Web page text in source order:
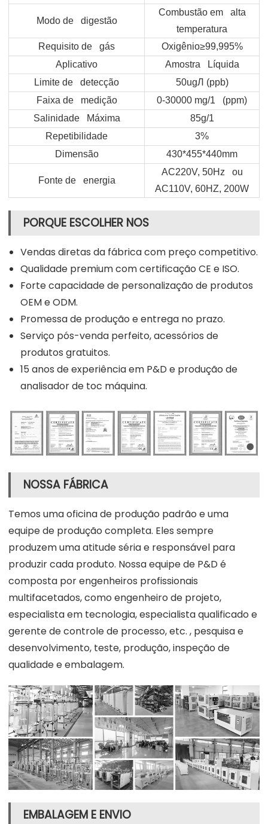
Modo de digestão
Combustão em alta
temperatura
Requisito de gás
Oxigênio≥99,995%
Aplicativo
Amostra Líquida
Limite de detecção
50ugЛ (ppb)
Faixa de medição
0-30000 mg/1 (ppm)
Salinidade Máxima
85g/1
Repetibilidade
3%
Dimensão
430*455*440mm
Fonte de energia
AC220V, 50Hz ou
AC110V, 60HZ, 200W
PORQUE ESCOLHER NOS
Vendas diretas da fábrica com preço competitivo.
Qualidade premium com certificação CE e ISO.
Forte capacidade de personalização de produtos
OEM e ODM.
Promessa de produção e entrega no prazo.
Serviço pós-venda perfeito, acessórios de
produtos gratuitos.
15 anos de experiência em P&D e produção de
analisador de toc máquina.
NOSSA FÁBRICA
Temos uma oficina de produção padrão e uma
equipe de produção completa. Eles sempre
produzem uma atitude séria e responsável para
produzir cada produto. Nossa equipe de P&D é
composta por engenheiros profissionais
multifacetados, como engenheiro de projeto,
especialista em tecnologia, especialista qualificado e
gerente de controle de processo, etc. , pesquisa e
desenvolvimento, teste, produção, inspeção de
qualidade e embalagem.
EMBALAGEM E ENVIO